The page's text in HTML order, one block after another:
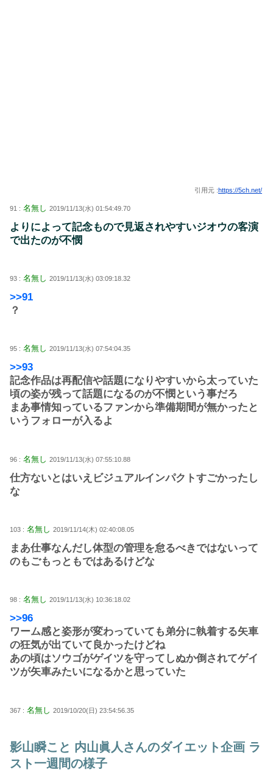
引用元 :https://5ch.net/
91 : 名無し 2019/11/13(水) 01:54:49.70
よりによって記念もので見返されやすいジオウの客演
で出たのが不憫
93 : 名無し 2019/11/13(水) 03:09:18.32
>>91
？
95 : 名無し 2019/11/13(水) 07:54:04.35
>>93
記念作品は再配信や話題になりやすいから太っていた
頃の姿が残って話題になるのが不憫という事だろ
まあ事情知っているファンから準備期間が無かったと
いうフォローが入るよ
96 : 名無し 2019/11/13(水) 07:55:10.88
仕方ないとはいえビジュアルインパクトすごかったし
な
103 : 名無し 2019/11/14(木) 02:40:08.05
まあ仕事なんだし体型の管理を怠るべきではないって
のもごもっともではあるけどな
98 : 名無し 2019/11/13(水) 10:36:18.02
>>96
ワーム感と姿形が変わっていても弟分に執着する矢車
の狂気が出ていて良かったけどね
あの頃はソウゴがゲイツを守ってしぬか倒されてゲイ
ツが矢車みたいになるかと思っていた
367 : 名無し 2019/10/20(日) 23:54:56.35
影山瞬こと 内山眞人さんのダイエット企画 ラ
スト一週間の様子